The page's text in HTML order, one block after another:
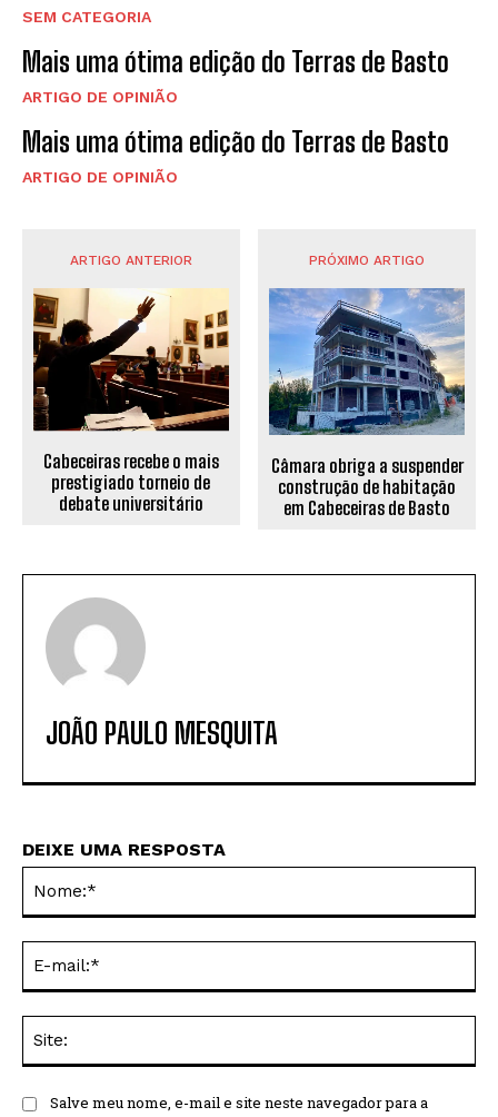
SEM CATEGORIA
Mais uma ótima edição do Terras de Basto
ARTIGO DE OPINIÃO
Mais uma ótima edição do Terras de Basto
ARTIGO DE OPINIÃO
ARTIGO ANTERIOR
Cabeceiras recebe o mais
prestigiado torneio de
debate universitário
PRÓXIMO ARTIGO
Câmara obriga a suspender
construção de habitação
em Cabeceiras de Basto
JOÃO PAULO MESQUITA
DEIXE UMA RESPOSTA
Salve meu nome, e-mail e site neste navegador para a